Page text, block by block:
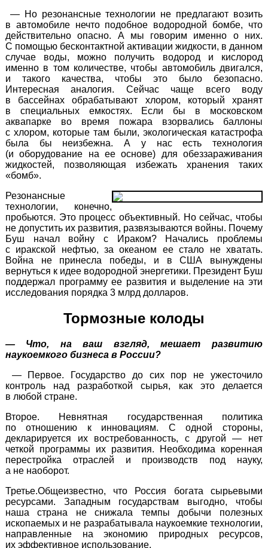
— Но резонансные технологии не предлагают возить
в автомобиле нечто подобное водородной бомбе, что
действительно опасно. А мы говорим именно о них.
С помощью бесконтактной активации жидкости, в данном
случае воды, можно получить водород и кислород
именно в том количестве, чтобы автомобиль двигался,
и такого качества, чтобы это было безопасно.
Интересная аналогия. Сейчас чаще всего воду
в бассейнах обрабатывают хлором, который хранят
в специальных емкостях. Если бы в московском
аквапарке во время пожара взорвались баллоны
с хлором, которые там были, экологическая катастрофа
была бы неизбежна. А у нас есть технология
(и оборудование на ее основе) для обеззараживания
жидкостей, позволяющая избежать хранения таких
«бомб».
Резонансные
технологии, конечно,
пробьются. Это процесс объективный. Но сейчас, чтобы
не допустить их развития, развязываются войны. Почему
Буш начал войну с Ираком? Начались проблемы
с иракской нефтью, за океаном ее стало не хватать.
Война не принесла победы, и в США вынуждены
вернуться к идее водородной энергетики. Президент Буш
поддержал программу ее развития и выделение на эти
исследования порядка 3 млрд долларов.
Тормозные колоды
— Что, на ваш взгляд, мешает развитию
наукоемкого бизнеса в России?
— Первое. Государство до сих пор не ужесточило
контроль над разработкой сырья, как это делается
в любой стране.
Второе. Невнятная государственная политика
по отношению к инновациям. С одной стороны,
декларируется их востребованность, с другой — нет
четкой программы их развития. Необходима коренная
перестройка отраслей и производств под науку,
а не наоборот.
Третье.Общеизвестно, что Россия богата сырьевыми
ресурсами. Западным государствам выгодно, чтобы
наша страна не снижала темпы добычи полезных
ископаемых и не разрабатывала наукоемкие технологии,
направленные на экономию природных ресурсов,
их эффективное использование.